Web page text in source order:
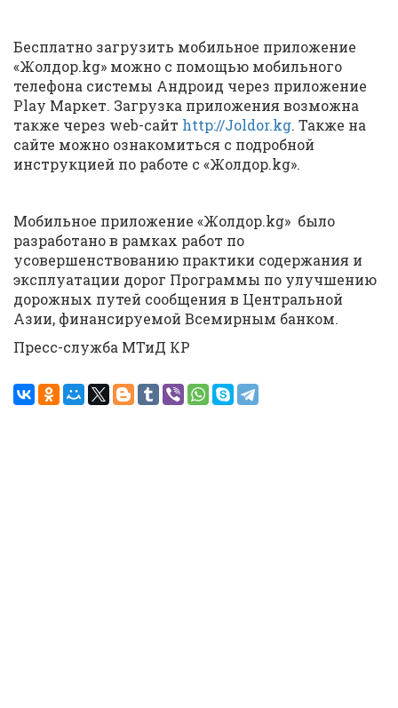
Бесплатно загрузить мобильное приложение
«Жолдор.kg» можно с помощью мобильного
телефона системы Андроид через приложение
Play Маркет. Загрузка приложения возможна
также через web-сайт http://Joldor.kg. Также на
сайте можно ознакомиться с подробной
инструкцией по работе с «Жолдор.kg».
Мобильное приложение «Жолдор.kg» было
разработано в рамках работ по
усовершенствованию практики содержания и
эксплуатации дорог Программы по улучшению
дорожных путей сообщения в Центральной
Азии, финансируемой Всемирным банком.
Пресс-служба МТиД КР